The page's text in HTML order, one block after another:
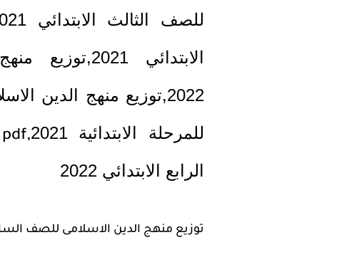
الابتدائي
للمرحلة الابتدائية 2021
pdf,
الرابع الابتدائي 2022
توزيع منهج الدين الاسلامى للصف